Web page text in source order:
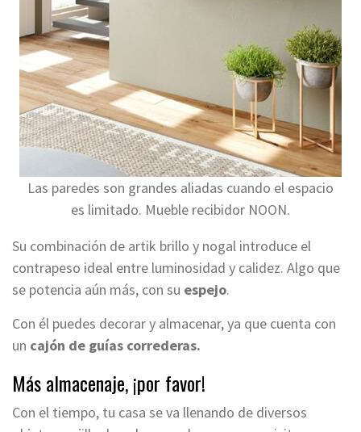
Las paredes son grandes aliadas cuando el espacio
es limitado. Mueble recibidor NOON.
Su combinación de artik brillo y nogal introduce el
contrapeso ideal entre luminosidad y calidez. Algo que
se potencia aún más, con su espejo.
Con él puedes decorar y almacenar, ya que cuenta con
un cajón de guías correderas.
Más almacenaje, ¡por favor!
Con el tiempo, tu casa se va llenando de diversos